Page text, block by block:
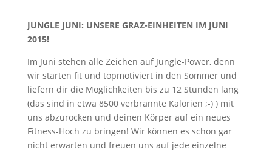
JUNGLE JUNI: UNSERE GRAZ-EINHEITEN IM JUNI
2015!
Im Juni stehen alle Zeichen auf Jungle-Power, denn
wir starten fit und topmotiviert in den Sommer und
liefern dir die Möglichkeiten bis zu 12 Stunden lang
(das sind in etwa 8500 verbrannte Kalorien ;-) ) mit
uns abzurocken und deinen Körper auf ein neues
Fitness-Hoch zu bringen! Wir können es schon gar
nicht erwarten und freuen uns auf jede einzelne